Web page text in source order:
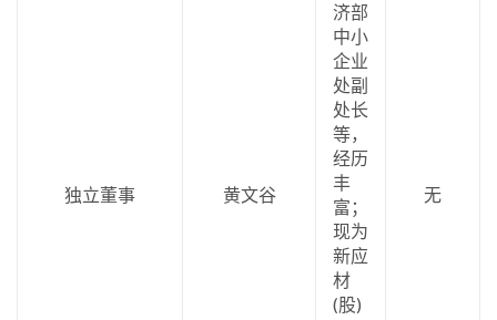
独立董事 黄文谷
济部
中小
企业
处副
处长
等，
经历
丰
富；
现为
新应
材
(股)
无